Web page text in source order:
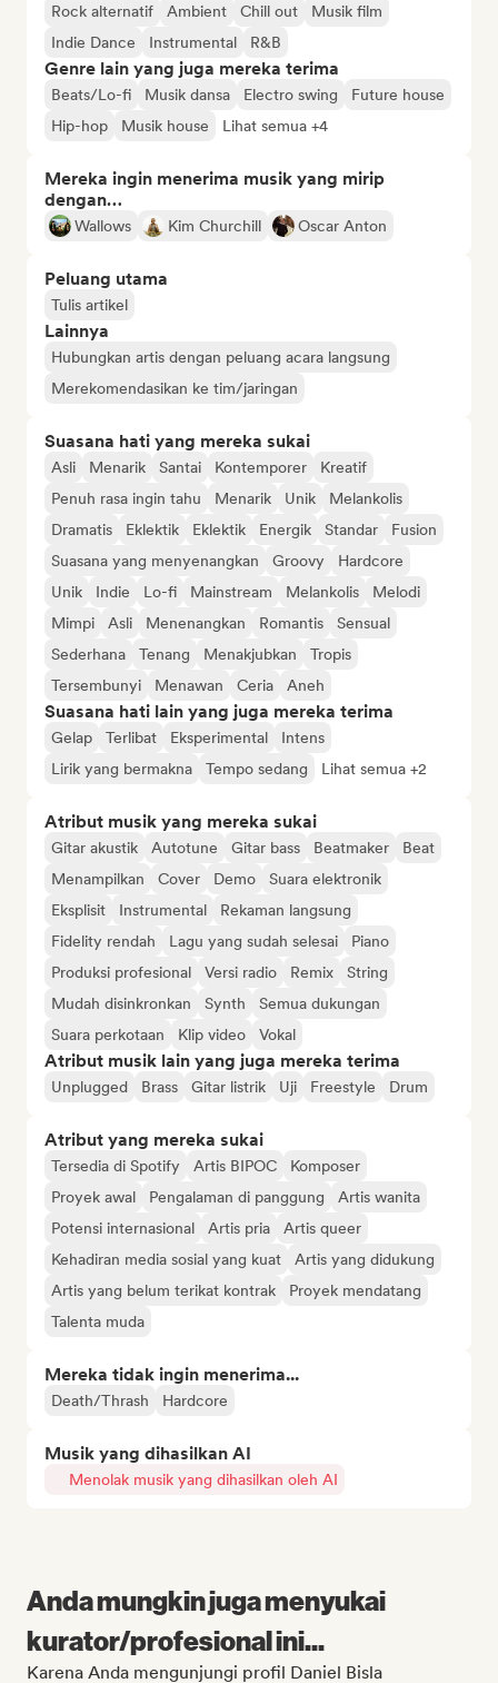
Rock alternatif Ambient Chill out
Musik film
Indie Dance
Instrumental R&B
Genre lain yang juga mereka terima
Beats/Lo-fi Musik dansa Electro swing
Future house
Hip-hop
Musik house Lihat semua +4
Mereka ingin menerima musik yang mirip
dengan…
Wallows Kim Churchill Oscar Anton
Peluang utama
Tulis artikel
Lainnya
Hubungkan artis dengan peluang acara langsung
Merekomendasikan ke tim/jaringan
Suasana hati yang mereka sukai
Asli Menarik Santai Kontemporer
Kreatif
Penuh rasa ingin tahu
Menarik Unik
Melankolis
Dramatis
Eklektik Eklektik Energik Standar
Fusion
Suasana yang menyenangkan
Groovy
Hardcore
Unik
Indie Lo-fi Mainstream Melankolis
Melodi
Mimpi
Asli Menenangkan Romantis
Sensual
Sederhana
Tenang Menakjubkan
Tropis
Tersembunyi
Menawan Ceria Aneh
Suasana hati lain yang juga mereka terima
Gelap Terlibat Eksperimental
Intens
Lirik yang bermakna
Tempo sedang Lihat semua +2
Atribut musik yang mereka sukai
Gitar akustik Autotune Gitar bass Beatmaker
Beat
Menampilkan
Cover Demo
Suara elektronik
Eksplisit
Instrumental
Rekaman langsung
Fidelity rendah
Lagu yang sudah selesai
Piano
Produksi profesional
Versi radio Remix
String
Mudah disinkronkan
Synth
Semua dukungan
Suara perkotaan
Klip video Vokal
Atribut musik lain yang juga mereka terima
Unplugged Brass Gitar listrik Uji Freestyle Drum
Atribut yang mereka sukai
Tersedia di Spotify Artis BIPOC
Komposer
Proyek awal
Pengalaman di panggung
Artis wanita
Potensi internasional
Artis pria
Artis queer
Kehadiran media sosial yang kuat
Artis yang didukung
Artis yang belum terikat kontrak
Proyek mendatang
Talenta muda
Mereka tidak ingin menerima...
Death/Thrash Hardcore
Musik yang dihasilkan AI
Menolak musik yang dihasilkan oleh AI
Anda mungkin juga menyukai
kurator/profesional ini...
Karena Anda mengunjungi profil Daniel Bisla